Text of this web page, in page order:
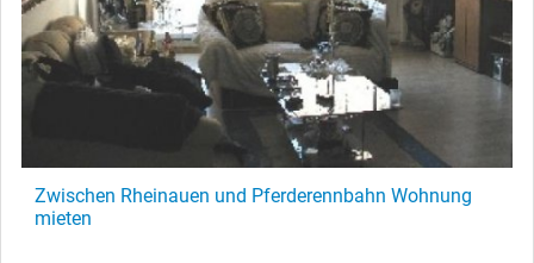
Zwischen Rheinauen und Pferderennbahn Wohnung
mieten